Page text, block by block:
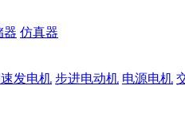
器 仿真器
发电机 步进电动机 电源电机